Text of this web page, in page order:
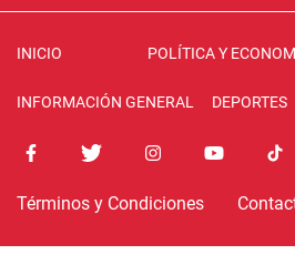
INICIO POLÍTICA Y
INFORMACIÓN GENERAL DEPORTES
Términos y Condiciones